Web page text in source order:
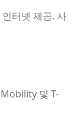
터넷 제공. 사
및 T-